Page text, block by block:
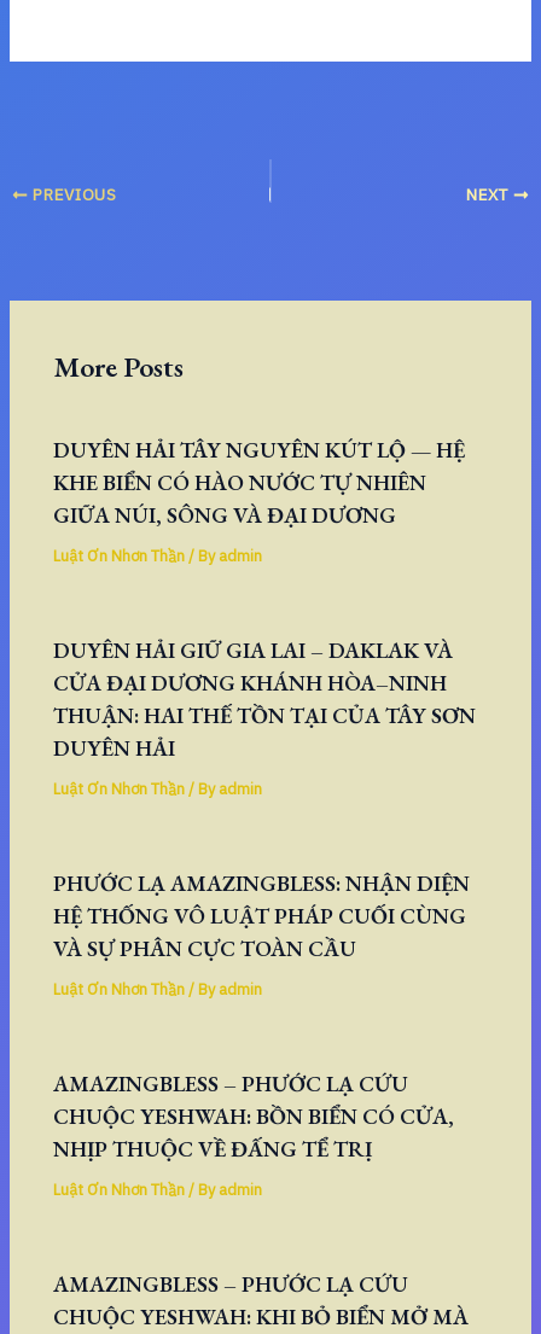
PREVIOUS NEXT
More Posts
DUYÊN HẢI TÂY NGUYÊN KÚT LỘ — HỆ
KHE BIỂN CÓ HÀO NƯỚC TỰ NHIÊN
GIỮA NÚI, SÔNG VÀ ĐẠI DƯƠNG
Luật Ơn Nhơn Thần/ Byadmin
DUYÊN HẢI GIỮ GIA LAI – DAKLAK VÀ
CỬA ĐẠI DƯƠNG KHÁNH HÒA–NINH
THUẬN: HAI THẾ TỒN TẠI CỦA TÂY SƠN
DUYÊN HẢI
Luật Ơn Nhơn Thần/ Byadmin
PHƯỚC LẠ AMAZINGBLESS: NHẬN DIỆN
HỆ THỐNG VÔ LUẬT PHÁP CUỐI CÙNG
VÀ SỰ PHÂN CỰC TOÀN CẦU
Luật Ơn Nhơn Thần/ Byadmin
AMAZINGBLESS – PHƯỚC LẠ CỨU
CHUỘC YESHWAH: BỒN BIỂN CÓ CỬA,
NHỊP THUỘC VỀ ĐẤNG TỂ TRỊ
Luật Ơn Nhơn Thần/ Byadmin
AMAZINGBLESS – PHƯỚC LẠ CỨU
CHUỘC YESHWAH: KHI BỎ BIỂN MỞ MÀ